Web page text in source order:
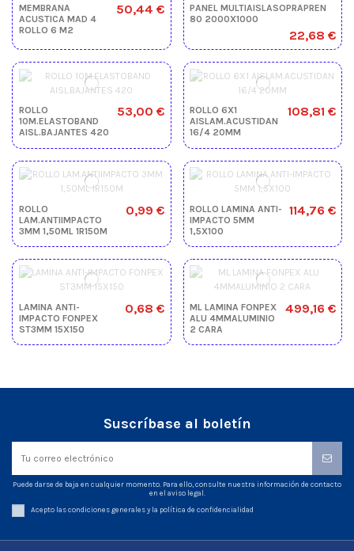
MEMBRANA
ACUSTICA MAD 4
ROLLO 6 M2
50,44 €
PANEL MULTIAISLASOPRAPREN
80 2000X1000
22,68 €
ROLLO
10M.ELASTOBAND
AISL.BAJANTES 420
53,00 €
ROLLO 6X1
AISLAM.ACUSTIDAN
16/4 20MM
108,81 €
ROLLO
LAM.ANTIIMPACTO
3MM 1,50ML 1R150M
0,99 €
ROLLO LAMINA ANTI-
IMPACTO 5MM
1,5X100
114,76 €
LAMINA ANTI-
IMPACTO FONPEX
ST3MM 15X150
0,68 €
ML LAMINA FONPEX
ALU 4MMALUMINIO
2 CARA
499,16 €
Suscríbase al boletín
Puede darse de baja en cualquier momento. Para ello, consulte nuestra información de contacto
en el aviso legal.
Acepto las condiciones generales y la política de confidencialidad